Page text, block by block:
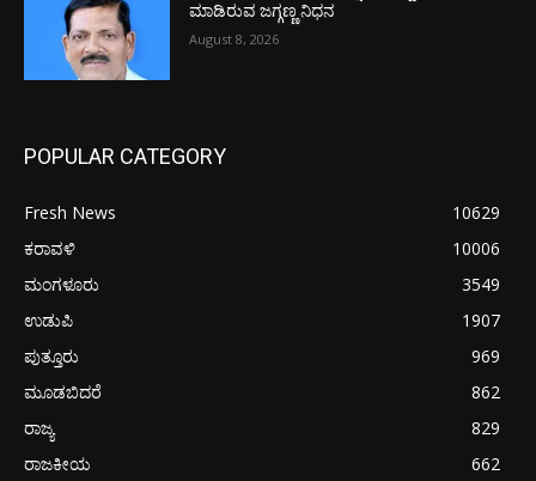
ಮಾಡಿರುವ ಜಗ್ಗಣ್ಣ ನಿಧನ
August 8, 2026
POPULAR CATEGORY
Fresh News
10629
ಕರಾವಳಿ
10006
ಮಂಗಳೂರು
3549
ಉಡುಪಿ
1907
ಪುತ್ತೂರು
969
ಮೂಡಬಿದರೆ
862
ರಾಜ್ಯ
829
ರಾಜಕೀಯ
662